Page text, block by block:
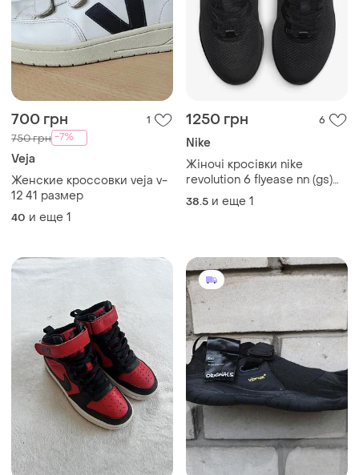
700 грн 1
750 грн -7%
Veja
Женские кроссовки veja v-
12 41 размер
40 и еще 1
1250 грн 6
Nike
Жіночі кросівки nike
revolution 6 flyease nn (gs)
black розмір 39
38.5 и еще 1